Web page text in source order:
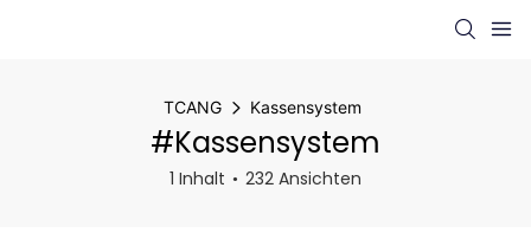
TCANG Kassensystem
#Kassensystem
1 Inhalt 232 Ansichten